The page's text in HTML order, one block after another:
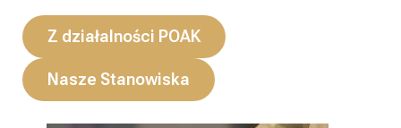
Z działalności POAK
Nasze Stanowiska